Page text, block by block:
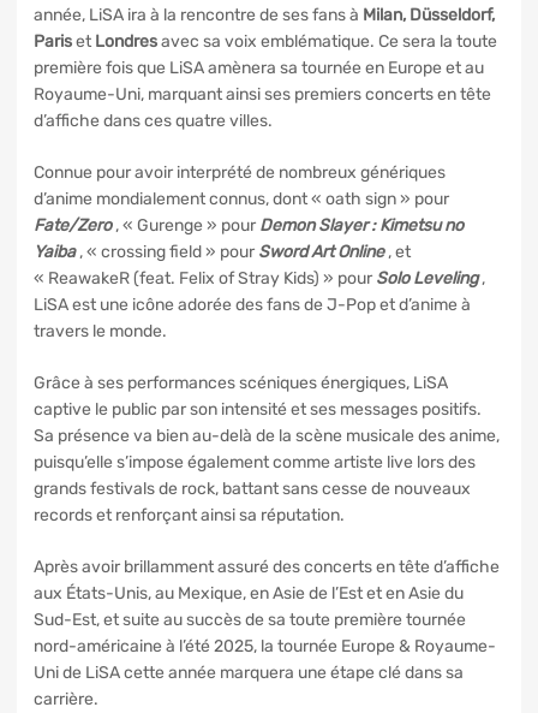
année, LiSA ira à la rencontre de ses fans à Milan, Düsseldorf,
Pariset Londresavec sa voix emblématique. Ce sera la toute
première fois que LiSA amènera sa tournée en Europe et au
Royaume-Uni, marquant ainsi ses premiers concerts en tête
d’affiche dans ces quatre villes.
Connue pour avoir interprété de nombreux génériques
d’anime mondialement connus, dont « oath sign » pour
Fate/Zero , « Gurenge » pour Demon Slayer : Kimetsu no
Yaiba , « crossing field » pour Sword Art Online , et
« ReawakeR (feat. Felix of Stray Kids) » pour Solo Leveling ,
LiSA est une icône adorée des fans de J-Pop et d’anime à
travers le monde.
Grâce à ses performances scéniques énergiques, LiSA
captive le public par son intensité et ses messages positifs.
Sa présence va bien au-delà de la scène musicale des anime,
puisqu’elle s’impose également comme artiste live lors des
grands festivals de rock, battant sans cesse de nouveaux
records et renforçant ainsi sa réputation.
Après avoir brillamment assuré des concerts en tête d’affiche
aux États-Unis, au Mexique, en Asie de l’Est et en Asie du
Sud-Est, et suite au succès de sa toute première tournée
nord-américaine à l’été 2025, la tournée Europe & Royaume-
Uni de LiSA cette année marquera une étape clé dans sa
carrière.